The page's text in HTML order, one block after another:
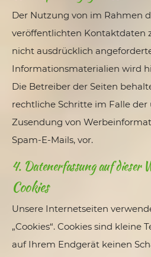
Der Nutzung von im Rahmen
veröffentlichten Kontaktdaten
nicht ausdrücklich
Informationsmaterialien wird
Die Betreiber der Seiten
rechtliche Schritte im Falle
Zusendung von
Spam-E-Mails, vor.
4. Datenerfassung auf dieser
Cookies
Unsere Internetseiten
„Cookies“. Cookies sind kleine
auf Ihrem Endgerät keinen